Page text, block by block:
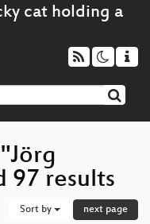
97 results
Sort by next page